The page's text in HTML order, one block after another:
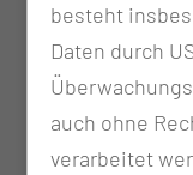
2014
besteht
Daten durch
auch ohne
verarbeitet